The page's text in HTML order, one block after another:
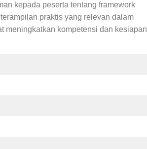
kepada peserta tentang framework
praktis yang relevan dalam
meningkatkan kompetensi dan kesiapan